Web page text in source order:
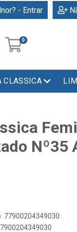
- Entrar
0
CLASSICA
Nº35
77900204349030